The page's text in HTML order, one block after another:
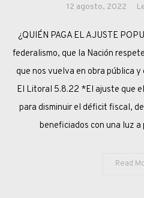
12 agosto, 2022
¿QUIÉN PAGA EL AJUSTE
federalismo, que la Nación
que nos vuelva en obra pública
El Litoral 5.8.22 *El ajuste que
para disminuir el déficit fiscal,
beneficiados con una luz
Read